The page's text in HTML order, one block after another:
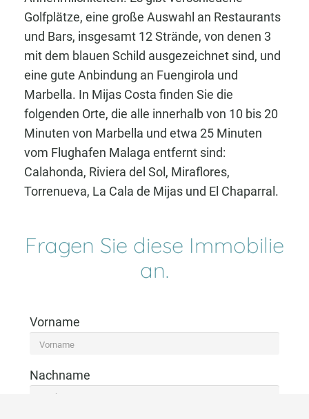
Golfplätze, eine große Auswahl an Restaurants
und Bars, insgesamt 12 Strände, von denen 3
mit dem blauen Schild ausgezeichnet sind, und
eine gute Anbindung an Fuengirola und
Marbella. In Mijas Costa finden Sie die
folgenden Orte, die alle innerhalb von 10 bis 20
Minuten von Marbella und etwa 25 Minuten
vom Flughafen Malaga entfernt sind:
Calahonda, Riviera del Sol, Miraflores,
Torrenueva, La Cala de Mijas und El Chaparral.
Fragen Sie diese Immobilie
an.
Vorname
Nachname